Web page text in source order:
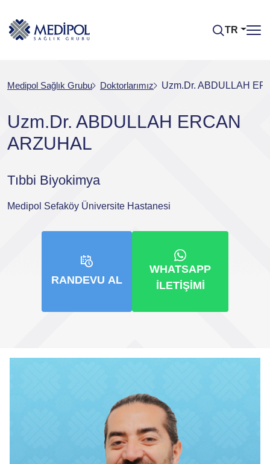
TR
Medipol Sağlık Grubu Doktorlarımız Uzm.Dr. ABDULLAH
Uzm.Dr. ABDULLAH ERCAN
ARZUHAL
Tıbbi Biyokimya
Medipol Sefaköy Üniversite Hastanesi
RANDEVU AL
WHATSAPP
İLETIŞIMI